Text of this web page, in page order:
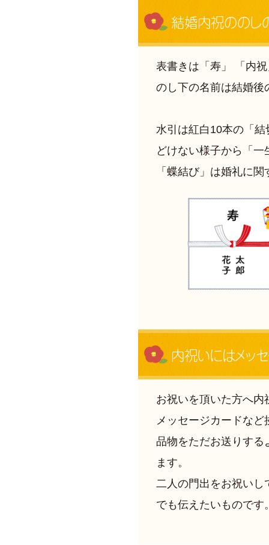
結婚内祝ののし
表書きは「寿」 「内
のし下の名前は結婚後
水引は紅白10本の「
どけない様子から「
「蝶結び」は婚礼に
内祝いにはメッ
お祝いを頂いた方へ
メッセージカードな
品物をただお送りす
ます。
二人の門出をお祝い
でも伝えたいものです